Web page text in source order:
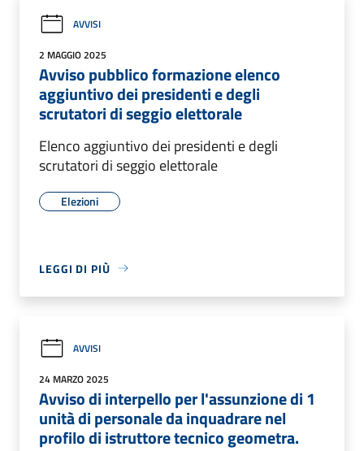
AVVISI
2 MAGGIO 2025
Avviso pubblico formazione elenco
aggiuntivo dei presidenti e degli
scrutatori di seggio elettorale
Elenco aggiuntivo dei presidenti e degli
scrutatori di seggio elettorale
Elezioni
LEGGI DI PIÙ
AVVISI
24 MARZO 2025
Avviso di interpello per l'assunzione di 1
unità di personale da inquadrare nel
profilo di istruttore tecnico geometra.